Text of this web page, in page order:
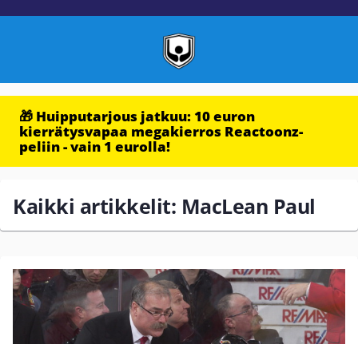
🎁 Huipputarjous jatkuu: 10 euron
kierrätysvapaa megakierros Reactoonz-
peliin - vain 1 eurolla!
Kaikki artikkelit: MacLean Paul